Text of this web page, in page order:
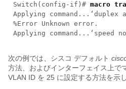
Switch(config-if)# macro
Applying command...‘duplex
%Error Unknown error.
Applying command...‘speed
次の例では、シスコ デフォルト
方法、およびインターフェイス上で
VLAN ID を 25 に設定する方法を示し